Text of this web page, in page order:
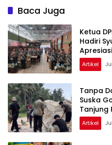
Aksi Demo Agrinas
Baca Juga
Ketua
Hadiri
Artikel
Tanpa
Suska
Tanjung
Artikel